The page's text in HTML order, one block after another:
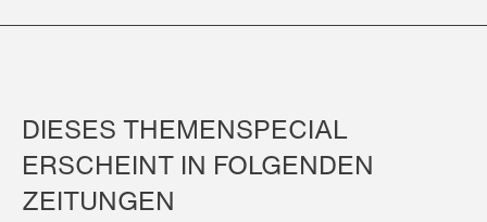
DIESES THEMENSPECIAL
ERSCHEINT IN FOLGENDEN
ZEITUNGEN